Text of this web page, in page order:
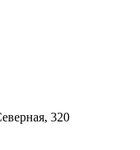
320